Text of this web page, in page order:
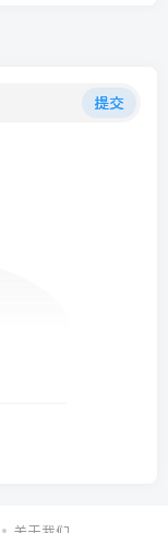
提交